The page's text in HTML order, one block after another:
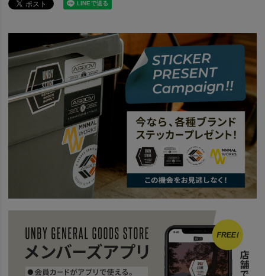
BRAND AS2OV アッソブ
news UNBY BSET GIFT LIST 24
news EPIC SERIES アウトドア編
news EPIC SERIES トラベル編
「EPIC SERIES」タウンユース